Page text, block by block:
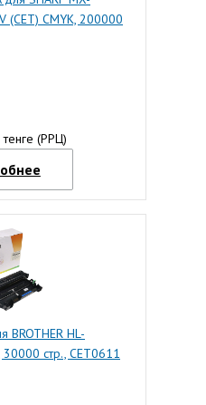
CMYK, 200000
(РРЦ)
HL-
стр., CET0611